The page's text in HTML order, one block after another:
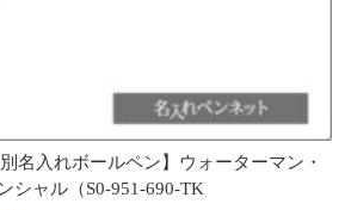
名入れボールペン】ウォーターマン・
シャル（S0-951-690-TK